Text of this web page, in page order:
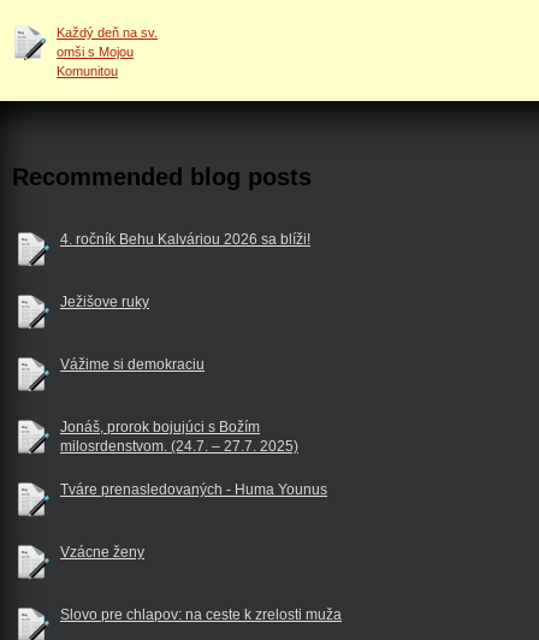
Každý deň na sv.
omši s Mojou
Komunitou
Recommended blog posts
4. ročník Behu Kalváriou 2026 sa blíži!
Ježišove ruky
Vážime si demokraciu
Jonáš, prorok bojujúci s Božím
milosrdenstvom. (24.7. – 27.7. 2025)
Tváre prenasledovaných - Huma Younus
Vzácne ženy
Slovo pre chlapov: na ceste k zrelosti muža